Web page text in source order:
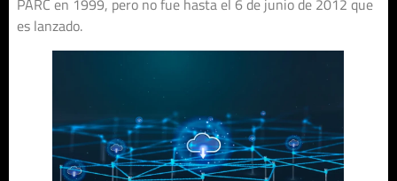
PARC en 1999, pero no fue hasta el 6 de junio de 2012 que
es lanzado.